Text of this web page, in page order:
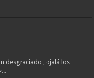
desgraciado , ojalá los